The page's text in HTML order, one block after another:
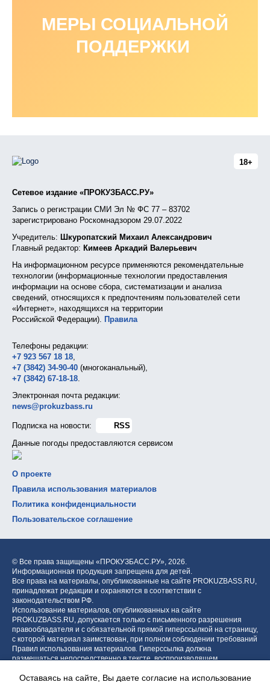
МЕРЫ СОЦИАЛЬНОЙ
ПОДДЕРЖКИ
18+
Сетевое издание «ПРОКУЗБАСС.РУ»
Запись о регистрации СМИ Эл № ФС 77 – 83702
зарегистрировано Роскомнадзором 29.07.2022
Учредитель: Шкуропатский Михаил Александрович
Главный редактор: Кимеев Аркадий Валерьевич
На информационном ресурсе применяются рекомендательные
технологии (информационные технологии предоставления
информации на основе сбора, систематизации и анализа
сведений, относящихся к предпочтениям пользователей сети
«Интернет», находящихся на территории
Российской Федерации). Правила
Телефоны редакции:
+7 923 567 18 18,
+7 (3842) 34-90-40 (многоканальный),
+7 (3842) 67-18-18.
Электронная почта редакции:
news@prokuzbass.ru
Подписка на новости:
RSS
Данные погоды предоставляются сервисом
О проекте
Правила использования материалов
Политика конфиденциальности
Пользовательское соглашение
© Все права защищены «ПРОКУЗБАСС.РУ», 2026.
Информационная продукция запрещена для детей.
Все права на материалы, опубликованные на сайте PROKUZBASS.RU,
принадлежат редакции и охраняются в соответствии с
законодательством РФ.
Использование материалов, опубликованных на сайте
PROKUZBASS.RU, допускается только с письменного разрешения
правообладателя и с обязательной прямой гиперссылкой на страницу,
с которой материал заимствован, при полном соблюдении требований
Правил использования материалов. Гиперссылка должна
размещаться непосредственно в тексте, воспроизводящем
блока.
Оставаясь на сайте, Вы даете согласие на использование